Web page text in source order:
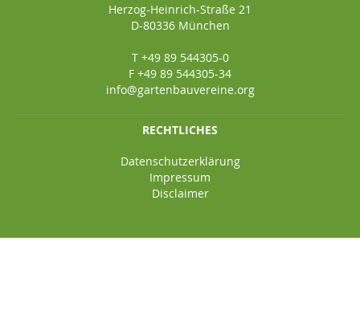
Herzog-Heinrich-Straße 21
D-80336 München
T +49 89 544305-0
F +49 89 544305-34
info@gartenbauvereine.org
RECHTLICHES
Datenschutzerklärung
Impressum
Disclaimer